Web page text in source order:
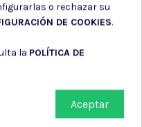
o rechazar su
DE COOKIES.
la POLÍTICA DE
Aceptar